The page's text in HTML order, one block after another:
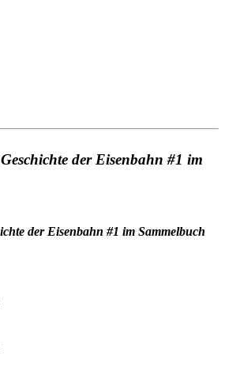
der Eisenbahn #1 im
der Eisenbahn #1 im Sammelbuch